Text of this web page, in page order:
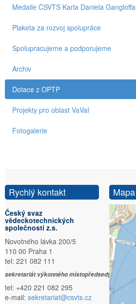
Medaile ČSVTS Karla Daniela Gangloffa
Plaketa za rozvoj spolupráce
Spolupracujeme a podporujeme
Archiv
Dotace z OPTP
Projekty pro oblast VaVaI
Fotogalerie
Rychlý kontakt
Český svaz
vědeckotechnických
společností z.s.
Novotného lávka 200/5
110 00 Praha 1
tel: 221 082 111
sekretariát výkonného místopředsedy:
tel: +420 221 082 295
e-mail: sekretariat@csvts.cz
Mapa